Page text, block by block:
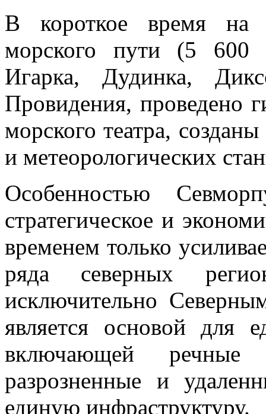
В короткое время на
морского пути (5
Игарка, Дудинка,
Провидения, проведено
морского театра,
и метеорологических
Особенностью
стратегическое и
временем только
ряда северных
исключительно
является основой для
включающей
разрозненные и
единую инфраструктуру.